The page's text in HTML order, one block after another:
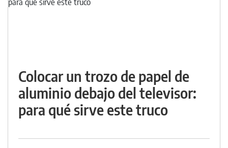
Colocar un trozo de papel de
aluminio debajo del televisor:
para qué sirve este truco